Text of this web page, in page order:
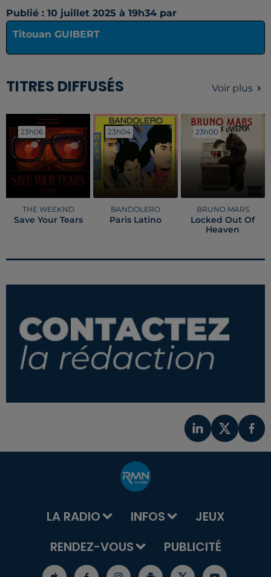
Publié : 10 juillet 2025 à 19h34 par
Titouan GUIBERT
TITRES DIFFUSÉS Voir plus
23h06
23h06
THE WEEKND
Save Your Tears
23h04
23h04
BANDOLERO
Paris Latino
23h00
23h00
BRUNO MARS
Locked Out Of
Heaven
LA RADIO INFOS
JEUX
RENDEZ-VOUS
PUBLICITÉ